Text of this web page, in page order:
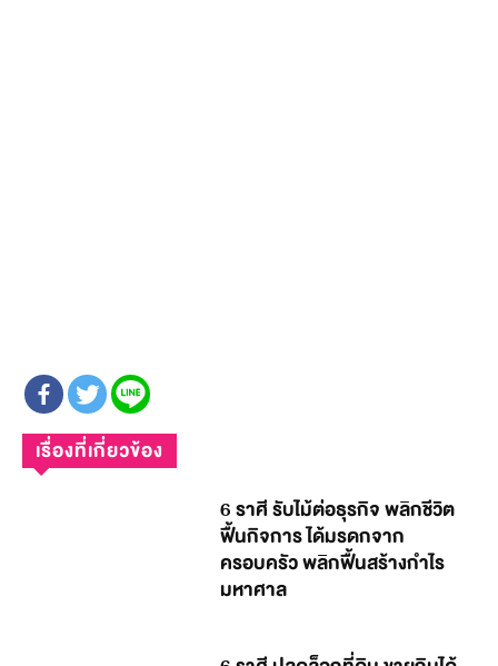
เรื่องที่เกี่ยวข้อง
6 ราศี รับไม้ต่อธุรกิจ พลิกชีวิต
ฟื้นกิจการ ได้มรดกจาก
ครอบครัว พลิกฟื้นสร้างกำไร
มหาศาล